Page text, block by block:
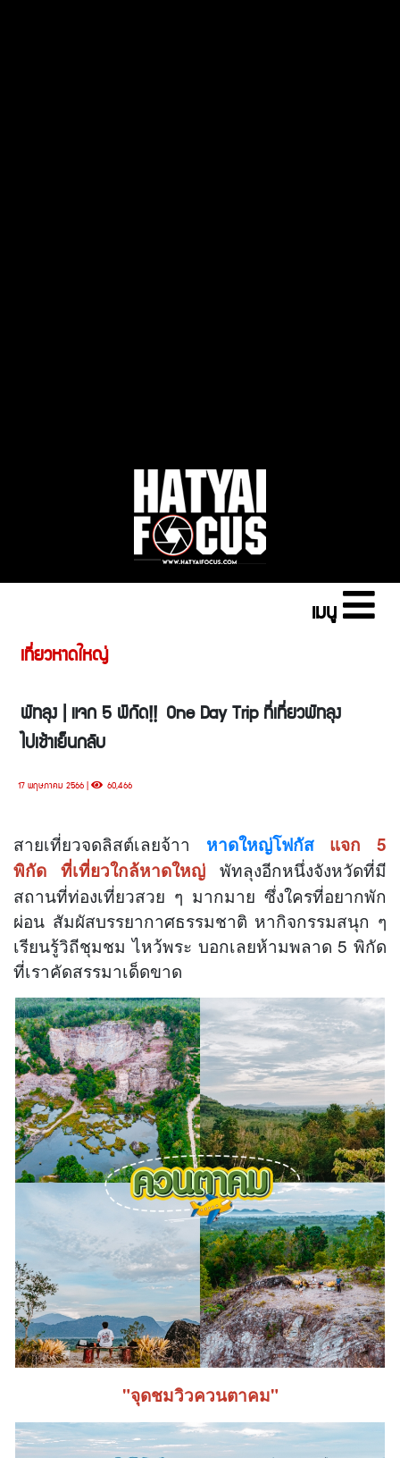
เมนู
เที่ยวหาดใหญ่
พัทลุง | แจก 5 พิกัด!! One Day Trip ที่เที่ยวพัทลุง
ไปเช้าเย็นกลับ
17 พฤษภาคม 2566 | 60,466
สายเที่ยวจดลิสต์เลยจ้าา หาดใหญ่โฟกัส
แจก 5
พิกัด ที่เที่ยวใกล้หาดใหญ่ พัทลุงอีกหนึ่งจังหวัดที่มี
สถานที่ท่องเที่ยวสวย ๆ มากมาย ซึ่งใครที่อยากพัก
ผ่อน สัมผัสบรรยากาศธรรมชาติ หากิจกรรมสนุก ๆ
เรียนรู้วิถีชุมชม ไหว้พระ บอกเลยห้ามพลาด 5 พิกัด
ที่เราคัดสรรมาเด็ดขาด
"จุดชมวิวควนตาคม"